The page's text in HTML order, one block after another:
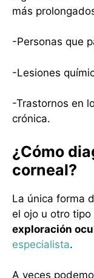
más
-Personas que
-Lesiones
-Trastornos en
crónica.
¿Cómo
corneal?
La única forma
el ojo u otro
exploración
especialista.
A veces